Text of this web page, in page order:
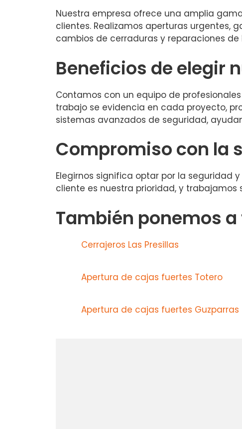
Nuestra empresa ofrece una amplia
clientes. Realizamos aperturas urgentes,
cambios de cerraduras y reparaciones
Beneficios de elegir
Contamos con un equipo de
trabajo se evidencia en cada proyecto,
sistemas avanzados de seguridad,
Compromiso con la
Elegirnos significa optar por la seguridad
cliente es nuestra prioridad, y
También ponemos
Cerrajeros Las Presillas
Apertura de cajas fuertes Totero
Apertura de cajas fuertes Guzparras